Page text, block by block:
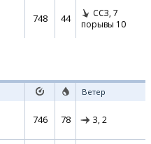
748 44 ССЗ, 7
порывы 10
Ветер
746 78 З, 2